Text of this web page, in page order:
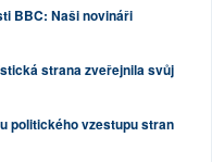
BBC: Naši novináři
strana zveřejnila svůj
politického vzestupu stran